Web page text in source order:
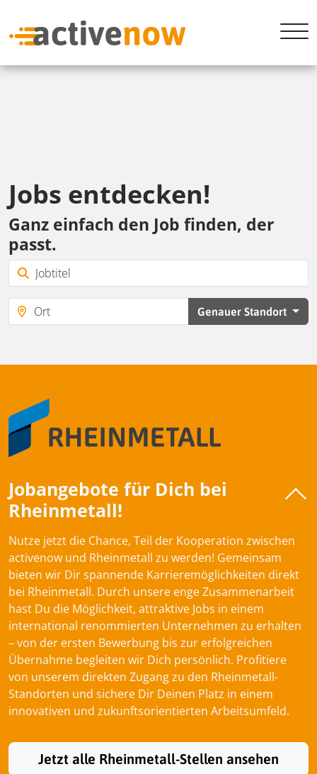
Jobs entdecken!
Ganz einfach den Job finden, der
passt.
Genauer Standort
Jobangebote für Dich bei
Rheinmetall!
Nutze jetzt die Chance, Teil der Kooperation zwischen
activenow und Rheinmetall zu werden! Gemeinsam
bieten wir Dir spannende Karrieremöglichkeiten direkt
bei Rheinmetall. Durch unsere enge Zusammenarbeit
hast Du die Möglichkeit, attraktive Jobs in einem
international renommierten Unternehmen zu erhalten
– von der ersten Bewerbung bis zur erfolgreichen
Übernahme begleiten wir Dich persönlich. Profitiere
von unserem direkten Zugang zu den Rheinmetall-
Standorten und sichere Dir Deinen Platz in einem
innovativen und zukunftsorientierten Arbeitsumfeld.
Jetzt alle Rheinmetall-Stellen ansehen